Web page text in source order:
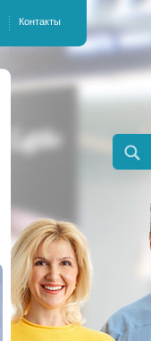
Контакты